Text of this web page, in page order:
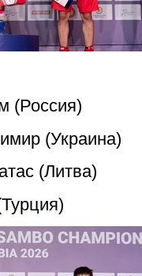
(Россия)
(Украина)
(Литва)